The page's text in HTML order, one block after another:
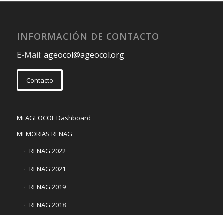
INFORMACIÓN DE CONTACTO
E-Mail: ageocol@ageocol.org
Contacto
Mi AGEOCOL Dashboard
MEMORIAS RENAG
RENAG 2022
RENAG 2021
RENAG 2019
RENAG 2018